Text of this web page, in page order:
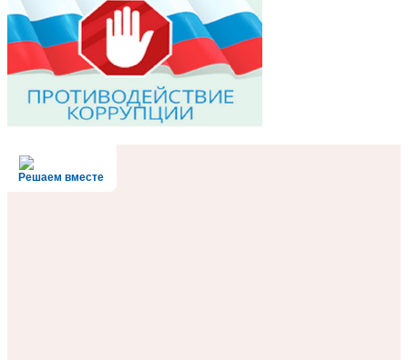
Решаем вместе